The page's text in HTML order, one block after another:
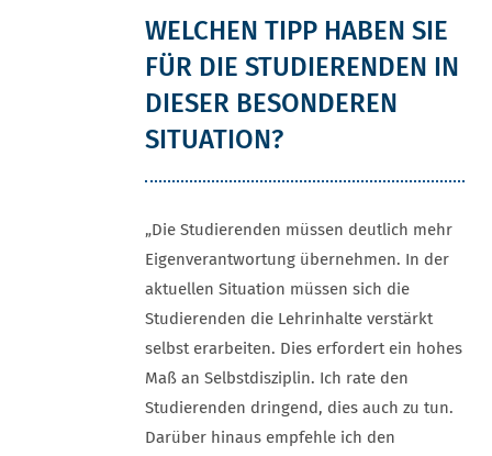
WELCHEN TIPP HABEN SIE
FÜR DIE STUDIERENDEN IN
DIESER BESONDEREN
SITUATION?
„Die Studierenden müssen deutlich mehr
Eigenverantwortung übernehmen. In der
aktuellen Situation müssen sich die
Studierenden die Lehrinhalte verstärkt
selbst erarbeiten. Dies erfordert ein hohes
Maß an Selbstdisziplin. Ich rate den
Studierenden dringend, dies auch zu tun.
Darüber hinaus empfehle ich den